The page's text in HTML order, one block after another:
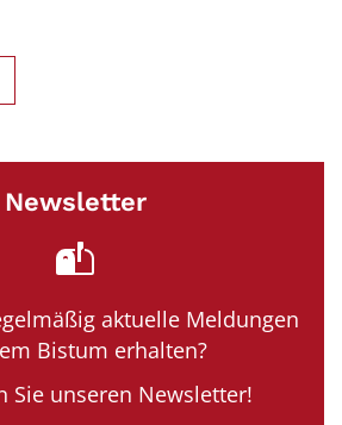
Newsletter
aktuelle Meldungen
Bistum erhalten?
Sie unseren Newsletter!